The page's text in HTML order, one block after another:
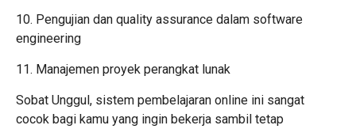
10. Pengujian dan quality assurance dalam software
engineering
11. Manajemen proyek perangkat lunak
Sobat Unggul, sistem pembelajaran online ini sangat
cocok bagi kamu yang ingin bekerja sambil tetap